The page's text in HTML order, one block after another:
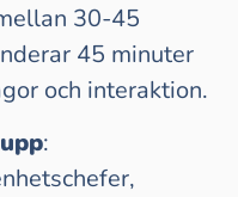
30-45
45 minuter
och interaktion.
: